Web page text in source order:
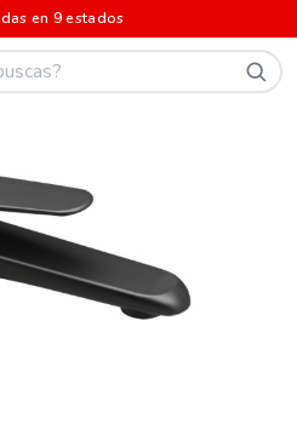
en 9 estados